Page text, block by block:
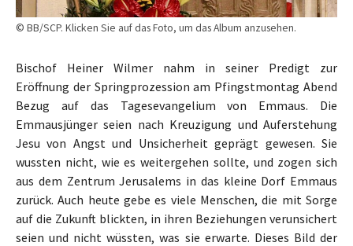
© BB/SCP. Klicken Sie auf das Foto, um das Album anzusehen.
Bischof Heiner Wilmer nahm in seiner Predigt zur
Eröffnung der Springprozession am Pfingstmontag Abend
Bezug auf das Tagesevangelium von Emmaus. Die
Emmausjünger seien nach Kreuzigung und Auferstehung
Jesu von Angst und Unsicherheit geprägt gewesen. Sie
wussten nicht, wie es weitergehen sollte, und zogen sich
aus dem Zentrum Jerusalems in das kleine Dorf Emmaus
zurück. Auch heute gebe es viele Menschen, die mit Sorge
auf die Zukunft blickten, in ihren Beziehungen verunsichert
seien und nicht wüssten, was sie erwarte. Dieses Bild der